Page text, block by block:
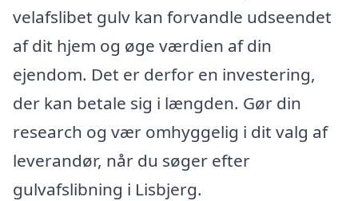
velafslibet gulv kan forvandle udseendet
af dit hjem og øge værdien af din
ejendom. Det er derfor en investering,
der kan betale sig i længden. Gør din
research og vær omhyggelig i dit valg af
leverandør, når du søger efter
gulvafslibning i Lisbjerg.